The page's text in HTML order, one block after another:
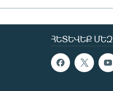
ՀԵՏԵՎԵՔ ՄԵԶ